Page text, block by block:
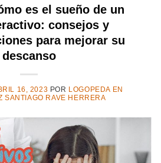
es el sueño de un
consejos y
para mejorar su
descanso
16, 2023 POR LOGOPEDA EN
SANTIAGO RAVE HERRERA